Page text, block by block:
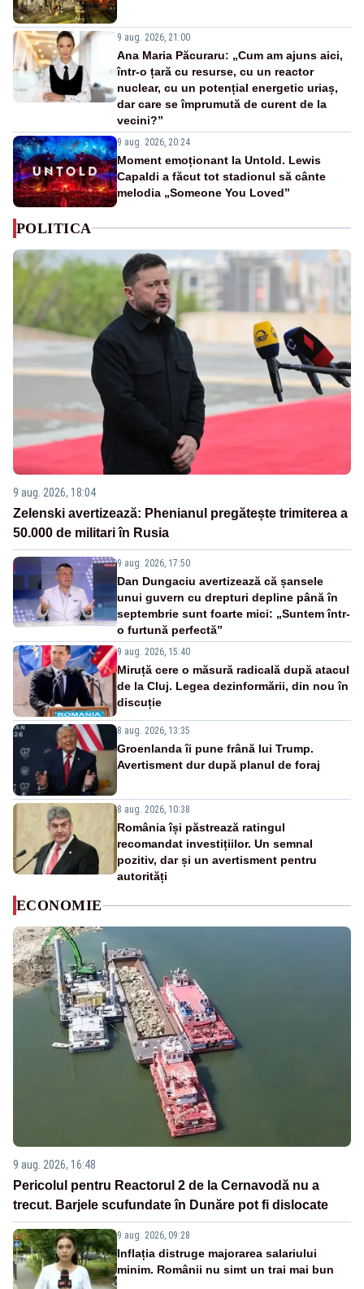
9 aug. 2026, 21:00
Ana Maria Păcuraru: „Cum am ajuns aici,
într-o țară cu resurse, cu un reactor
nuclear, cu un potențial energetic uriaș,
dar care se împrumută de curent de la
vecini?”
9 aug. 2026, 20:24
Moment emoționant la Untold. Lewis
Capaldi a făcut tot stadionul să cânte
melodia „Someone You Loved”
POLITICA
9 aug. 2026, 18:04
Zelenski avertizează: Phenianul pregătește trimiterea a
50.000 de militari în Rusia
9 aug. 2026, 17:50
Dan Dungaciu avertizează că șansele
unui guvern cu drepturi depline până în
septembrie sunt foarte mici: „Suntem într-
o furtună perfectă”
9 aug. 2026, 15:40
Miruță cere o măsură radicală după atacul
de la Cluj. Legea dezinformării, din nou în
discuție
8 aug. 2026, 13:35
Groenlanda îi pune frână lui Trump.
Avertisment dur după planul de foraj
8 aug. 2026, 10:38
România își păstrează ratingul
recomandat investițiilor. Un semnal
pozitiv, dar și un avertisment pentru
autorități
ECONOMIE
9 aug. 2026, 16:48
Pericolul pentru Reactorul 2 de la Cernavodă nu a
trecut. Barjele scufundate în Dunăre pot fi dislocate
9 aug. 2026, 09:28
Inflația distruge majorarea salariului
minim. Românii nu simt un trai mai bun